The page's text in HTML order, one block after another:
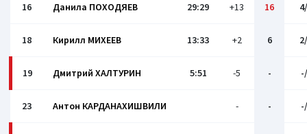
16 Данила ПОХОДЯЕВ 29:29 +13 16
18 Кирилл МИХЕЕВ 13:33 +2 6
19 Дмитрий ХАЛТУРИН 5:51 -5 -
23 Антон КАРДАНАХИШВИЛИ - -